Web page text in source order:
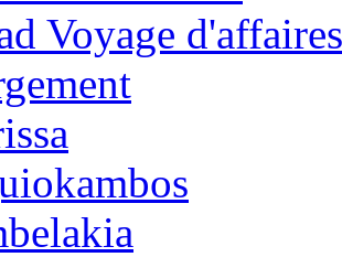
Voyage